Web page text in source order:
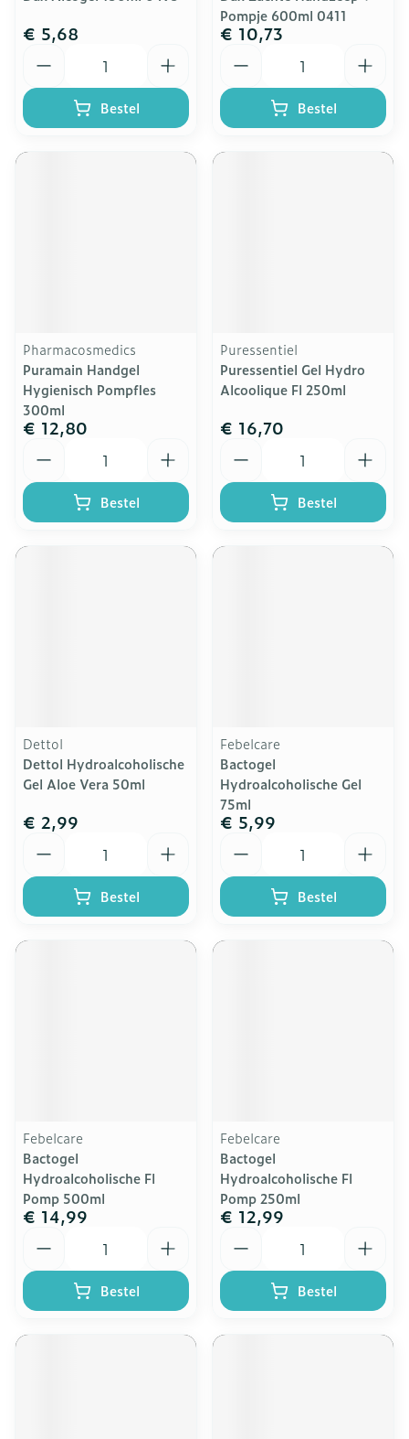
€ 5,68
Bestel
Pompje 600ml 0411
€ 10,73
Bestel
Pharmacosmedics
Puramain Handgel
Hygienisch Pompfles
300ml
€ 12,80
Bestel
Puressentiel
Puressentiel Gel Hydro
Alcoolique Fl 250ml
€ 16,70
Bestel
Dettol
Dettol Hydroalcoholische
Gel Aloe Vera 50ml
€ 2,99
Bestel
Febelcare
Bactogel
Hydroalcoholische Gel
75ml
€ 5,99
Bestel
Febelcare
Bactogel
Hydroalcoholische Fl
Pomp 500ml
€ 14,99
Bestel
Febelcare
Bactogel
Hydroalcoholische Fl
Pomp 250ml
€ 12,99
Bestel